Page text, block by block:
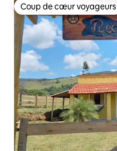
Coup de cœur voyageurs
Coup de cœur voyageurs